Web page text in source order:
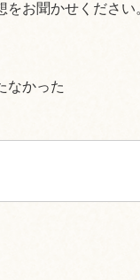
をお聞かせください
なかった